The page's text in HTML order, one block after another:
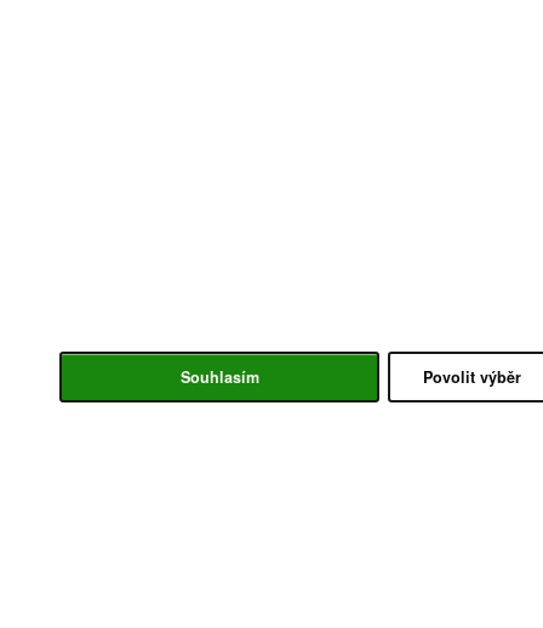
Souhlasím Povolit výběr